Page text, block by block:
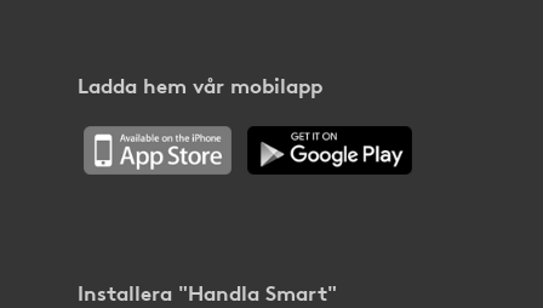
Ladda hem vår mobilapp
Installera "Handla Smart"